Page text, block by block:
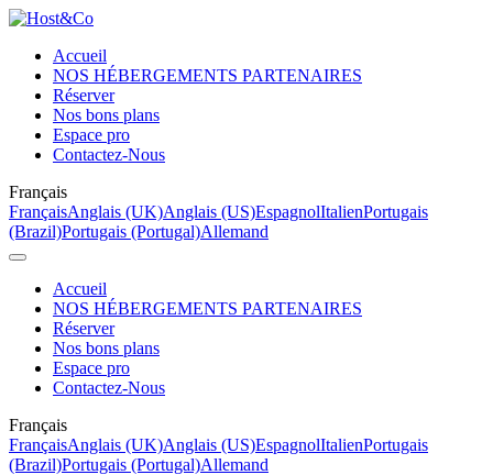
Accueil
NOS HÉBERGEMENTS PARTENAIRES
Réserver
Nos bons plans
Espace pro
Contactez-Nous
Français
FrançaisAnglais (UK)Anglais (US)EspagnolItalienPortugais
(Brazil)Portugais (Portugal)Allemand
Accueil
NOS HÉBERGEMENTS PARTENAIRES
Réserver
Nos bons plans
Espace pro
Contactez-Nous
Français
FrançaisAnglais (UK)Anglais (US)EspagnolItalienPortugais
(Brazil)Portugais (Portugal)Allemand